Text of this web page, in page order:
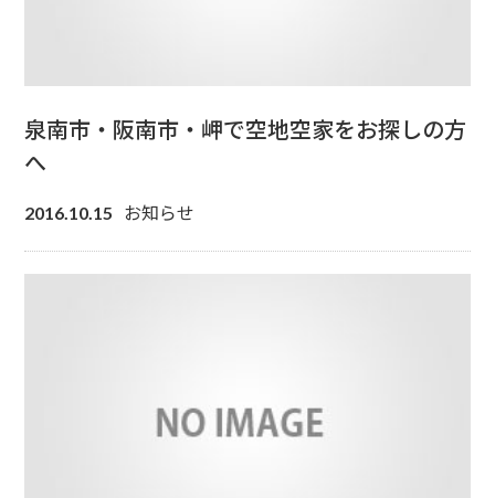
泉南市・阪南市・岬で空地空家をお探しの方
へ
2016.10.15 お知らせ